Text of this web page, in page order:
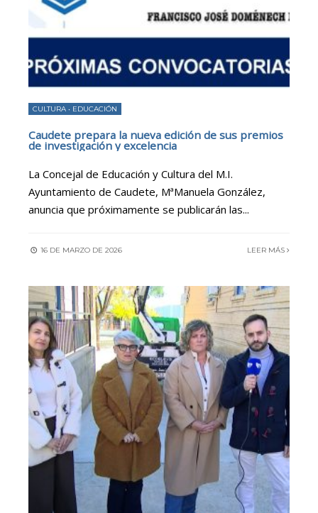
CULTURA • EDUCACIÓN
Caudete prepara la nueva edición de sus premios
de investigación y excelencia
La Concejal de Educación y Cultura del M.I.
Ayuntamiento de Caudete, MªManuela González,
anuncia que próximamente se publicarán las...
16 DE MARZO DE 2026 LEER MÁS